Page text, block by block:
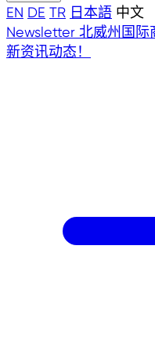
EN DE TR 日本語 中文
Newsletter 北威州国际
新资讯动态！